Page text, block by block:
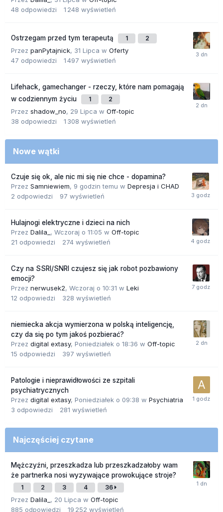
48 odpowiedzi 1 248 wyświetleń
Ostrzegam przed tym terapeutą 1 2
Przez panPytajnick, 31 Lipca w Oferty
47 odpowiedzi 1 497 wyświetleń
Lifehack, gamechanger - rzeczy, które nam pomagają
w codziennym życiu
1 2
Przez shadow_no, 29 Lipca w Off-topic
38 odpowiedzi 1 308 wyświetleń
Nowe wątki
Czuje się ok, ale nic mi się nie chce - dopamina?
Przez Samniewiem, 9 godzin temu w Depresja i CHAD
2 odpowiedzi 97 wyświetleń
Hulajnogi elektryczne i dzieci na nich
Przez Dalila_ , Wczoraj o 11:05 w Off-topic
21 odpowiedzi 274 wyświetleń
Czy na SSRI/SNRI czujesz się jak robot pozbawiony
emocji?
Przez nerwusek2, Wczoraj o 10:31 w Leki
12 odpowiedzi 328 wyświetleń
niemiecka akcja wymierzona w polską inteligencję,
czy da się po tym jakoś pozbierać?
Przez digital extasy, Poniedziałek o 18:36 w Off-topic
15 odpowiedzi 397 wyświetleń
Patologie i nieprawidłowości ze szpitali
psychiatrycznych
Przez digital extasy, Poniedziałek o 09:38 w Psychiatria
3 odpowiedzi 281 wyświetleń
Najczęściej czytane
Mężczyźni, przeszkadza lub przeszkadzałoby wam
że partnerka nosi wyzywające prowokujące stroje?
1 2 3 4 36
Przez Dalila_ , 20 Lipca w Off-topic
885 odpowiedzi 19 252 wyświetleń